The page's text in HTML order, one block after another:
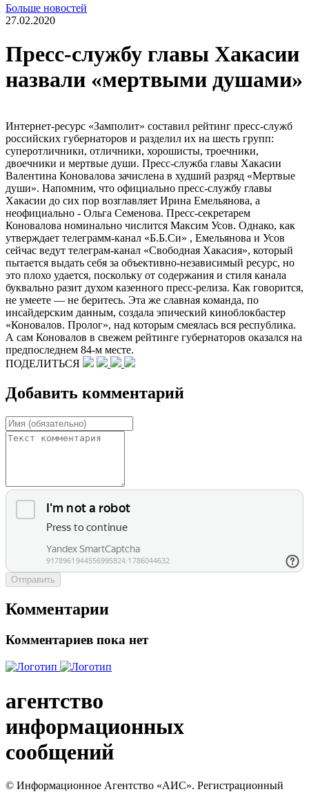
Больше новостей
27.02.2020
Пресс-службу главы Хакасии
назвали «мертвыми душами»
Интернет-ресурс «Замполит» составил рейтинг пресс-служб
российских губернаторов и разделил их на шесть групп:
суперотличники, отличники, хорошисты, троечники,
двоечники и мертвые души. Пресс-служба главы Хакасии
Валентина Коновалова зачислена в худший разряд «Мертвые
души». Напомним, что официально пресс-службу главы
Хакасии до сих пор возглавляет Ирина Емельянова, а
неофициально - Ольга Семенова. Пресс-секретарем
Коновалова номинально числится Максим Усов. Однако, как
утверждает телеграмм-канал «Б.Б.Си» , Емельянова и Усов
сейчас ведут телеграм-канал «Свободная Хакасия», который
пытается выдать себя за объективно-независимый ресурс, но
это плохо удается, поскольку от содержания и стиля канала
буквально разит духом казенного пресс-релиза. Как говорится,
не умеете — не беритесь. Эта же славная команда, по
инсайдерским данным, создала эпический киноблокбастер
«Коновалов. Пролог», над которым смеялась вся республика.
А сам Коновалов в свежем рейтинге губернаторов оказался на
предпоследнем 84-м месте.
ПОДЕЛИТЬСЯ
Добавить комментарий
Отправить
Комментарии
Комментариев пока нет
агентство
информационных
сообщений
© Информационное Агентство «АИС». Регистрационный